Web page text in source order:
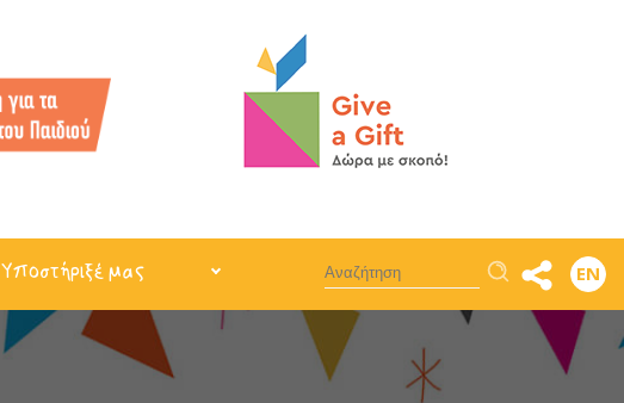
Υποστήριξέ μας Αναζήτηση EN